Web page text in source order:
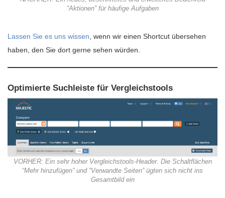
“Aktionen” für häufige Aufgaben
Lassen Sie es uns wissen , wenn wir einen Shortcut übersehen
haben, den Sie dort gerne sehen würden.
Optimierte Suchleiste für Vergleichstools
VORHER: Ein sehr hoher Vergleichstools-Header. Die Schaltflächen
“Mehr hinzufügen” und “Verwandte Seiten” ügten sich nicht ins
Gesamtbild ein